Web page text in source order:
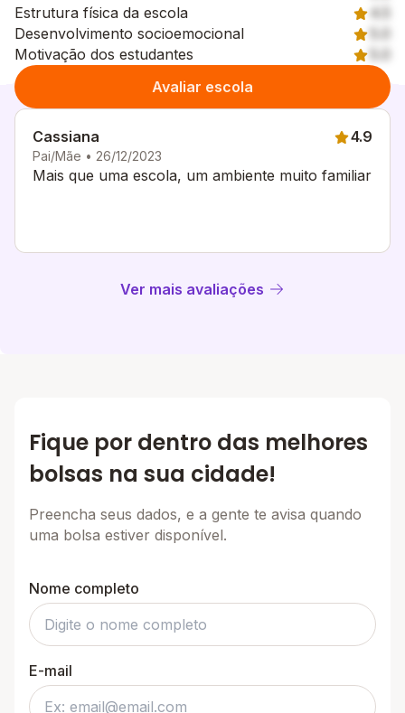
Estrutura física da escola
4.5
Desenvolvimento socioemocional
Motivação dos estudantes
Avaliar escola
Cassiana
Pai/Mãe • 26/12/2023
4.9
Mais que uma escola, um ambiente muito familiar
Ver mais avaliações
Fique por dentro das melhores
bolsas na sua cidade!
Preencha seus dados, e a gente te avisa quando
uma bolsa estiver disponível.
Nome completo
E-mail